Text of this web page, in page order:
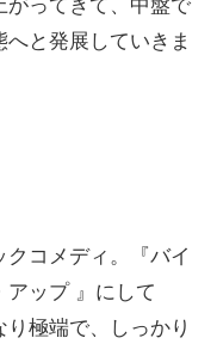
がってきて、中盤で
と発展していきま
コメディ。『バイ
アップ 』にして
極端で、しっかり